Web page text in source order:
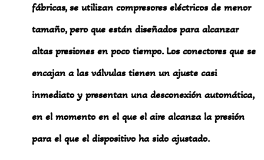
fábricas, se utilizan compresores eléctricos de menor
tamaño, pero que están diseñados para alcanzar
altas presiones en poco tiempo. Los conectores que se
encajan a las válvulas tienen un ajuste casi
inmediato y presentan una desconexión automática,
en el momento en el que el aire alcanza la presión
para el que el dispositivo ha sido ajustado.